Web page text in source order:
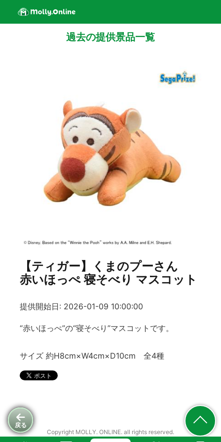
戻る
過去の提供景品一覧
【ティガー】くまのプーさん
赤いほっぺ 寝そべり マスコット
提供開始日: 2026-01-09 10:00:00
“赤いほっぺ”の“寝そべり”マスコットです。
サイズ 約H8cm×W4cm×D10cm 全4種
Copyright MOLLY. ONLINE. all rights reserved.